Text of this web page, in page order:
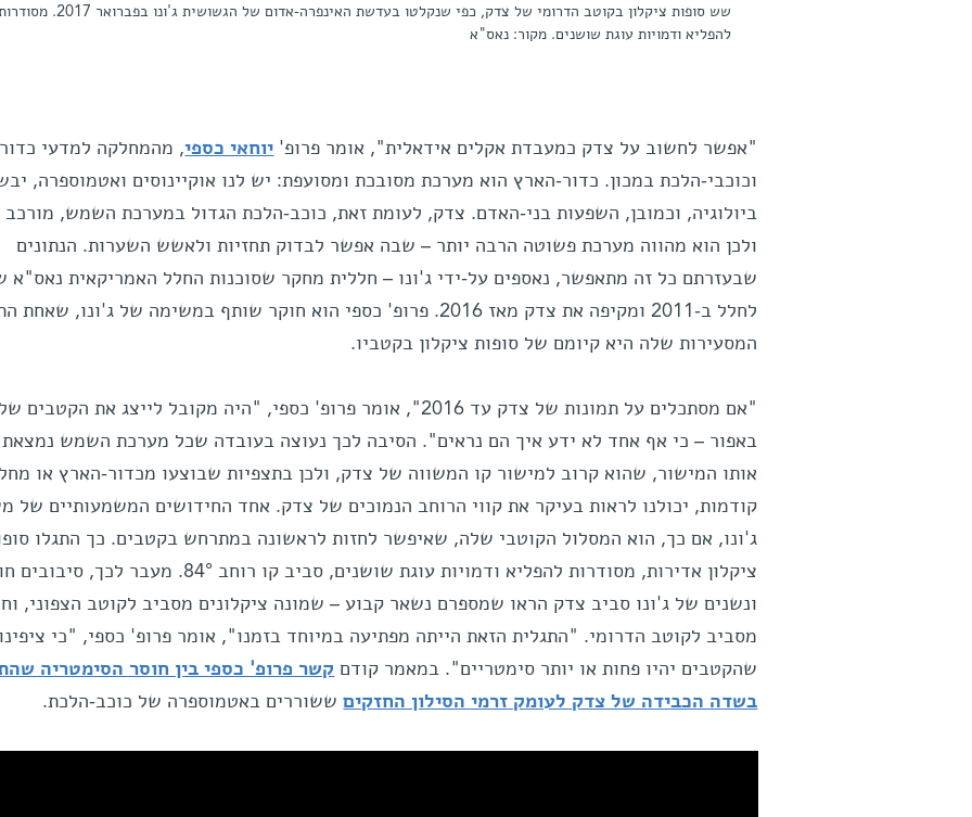
שש סופות ציקלון בקוטב הדרומי של צדק, כפי שנקלטו בעדשת האינפרה-אדום של הגשושית ג'ונו בפברואר
להפליא ודמויות עוגת שושנים. מקור: נאס"א
"אפשר לחשוב על צדק כמעבדת אקלים אידאלית", אומר פרופ' יוחאי כספי, מהמחלקה למדעי
וכוכבי-הלכת במכון. כדור-הארץ הוא מערכת מסובכת ומסועפת: יש לנו אוקיינוסים ואטמוספרה,
ביולוגיה, וכמובן, השפעות בני-האדם. צדק, לעומת זאת, כוכב-הלכת הגדול במערכת השמש, מורכב
ולכן הוא מהווה מערכת פשוטה הרבה יותר – שבה אפשר לבדוק תחזיות ולאשש השערות. הנתונים
שבעזרתם כל זה מתאפשר, נאספים על-ידי ג'ונו – חללית מחקר שסוכנות החלל האמריקאית נאס"א
לחלל ב-2011 ומקיפה את צדק מאז 2016. פרופ' כספי הוא חוקר שותף במשימה של ג'ונו,
המסעירות שלה היא קיומם של סופות ציקלון בקטביו.
"אם מסתכלים על תמונות של צדק עד 2016", אומר פרופ' כספי, "היה מקובל לייצג את
באפור – כי אף אחד לא ידע איך הם נראים". הסיבה לכך נעוצה בעובדה שכל מערכת השמש
אותו המישור, שהוא קרוב למישור קו המשווה של צדק, ולכן בתצפיות שבוצעו מכדור-הארץ או
קודמות, יכולנו לראות בעיקר את קווי הרוחב הנמוכים של צדק. אחד החידושים המשמעותיים של
ג'ונו, אם כך, הוא המסלול הקוטבי שלה, שאיפשר לחזות לראשונה במתרחש בקטבים. כך התגלו
ציקלון אדירות, מסודרות להפליא ודמויות עוגת שושנים, סביב קו רוחב 84°. מעבר
ונשנים של ג'ונו סביב צדק הראו שמספרם נשאר קבוע – שמונה ציקלונים מסביב לקוטב הצפוני,
מסביב לקוטב הדרומי. "התגלית הזאת הייתה מפתיעה במיוחד בזמנו", אומר פרופ' כספי, "כי
שהקטבים יהיו פחות או יותר סימטריים". במאמר קודם קשר פרופ' כספי בין חוסר הסימטריה
בשדה הכבידה של צדק לעומק זרמי הסילון החזקיםששוררים באטמוספרה של כוכב-הלכת.